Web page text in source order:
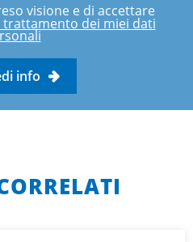
visione e di accettare
dei miei dati
info